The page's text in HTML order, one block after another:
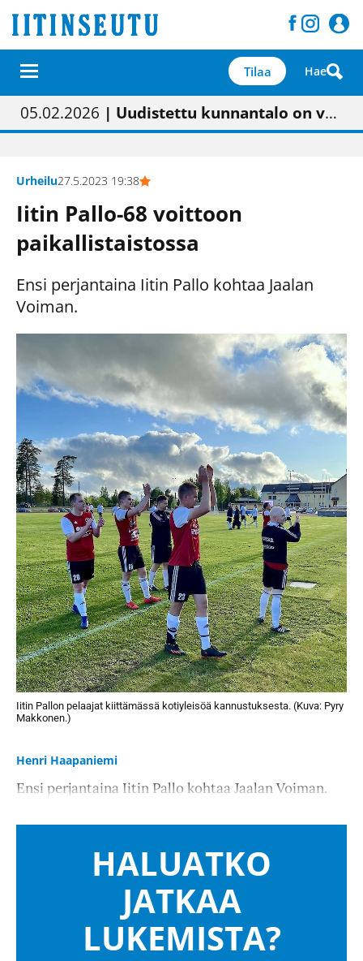
Tilaa Hae
01.02.2026 | Painon vaihtumisen pitäisi näkyä hieman parempana painojäljen laatuna lehdessä
05.02.2026 | Uudistettu kunnantalo on valoisa
23.04.2026 | “Olemme käynnistämässä uudelleen keskustavisiotyön”
09.05.2026| "Maalla on totuttu elämään omavaraisemmin kuin kaupungissa"
Urheilu27.5.2023 19:38
Iitin Pallo-68 voittoon
paikallistaistossa
Ensi perjantaina Iitin Pallo kohtaa Jaalan
Voiman.
Iitin Pallon pelaajat kiittämässä kotiyleisöä kannustuksesta. (Kuva: Pyry
Makkonen.)
Henri Haapaniemi
Ensi perjantaina Iitin Pallo kohtaa Jaalan Voiman.
HALUATKO
JATKAA
LUKEMISTA?